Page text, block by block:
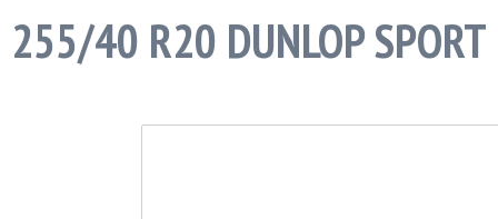
255/40 R20 DUNLOP